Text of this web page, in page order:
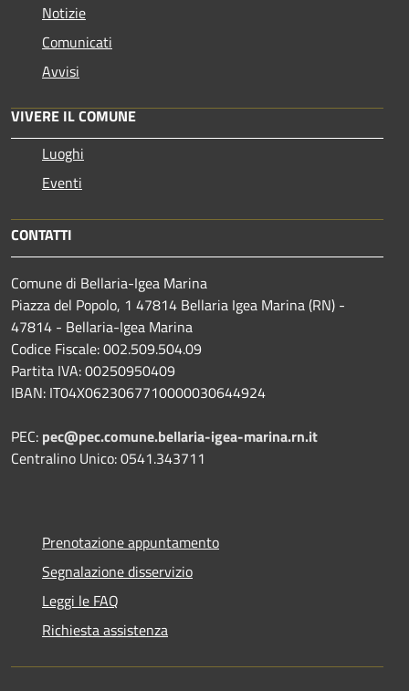
Notizie
Comunicati
Avvisi
VIVERE IL COMUNE
Luoghi
Eventi
CONTATTI
Comune di Bellaria-Igea Marina
Piazza del Popolo, 1 47814 Bellaria Igea Marina (RN) -
47814 - Bellaria-Igea Marina
Codice Fiscale: 002.509.504.09
Partita IVA: 00250950409
IBAN: IT04X0623067710000030644924
PEC: pec@pec.comune.bellaria-igea-marina.rn.it
Centralino Unico: 0541.343711
Prenotazione appuntamento
Segnalazione disservizio
Leggi le FAQ
Richiesta assistenza